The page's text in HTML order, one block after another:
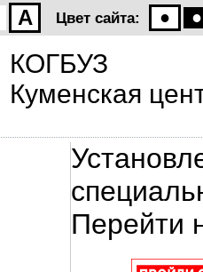
A Цвет сайта: ● ●
КОГБУЗ
Куменская
Перейти